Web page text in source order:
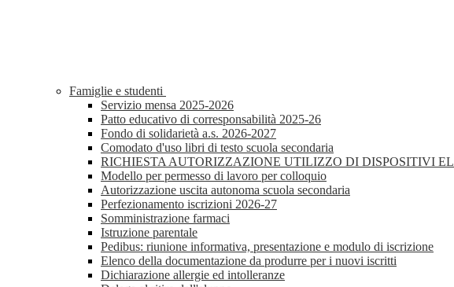
Famiglie e studenti
Servizio mensa 2025-2026
Patto educativo di corresponsabilità 2025-26
Fondo di solidarietà a.s. 2026-2027
Comodato d'uso libri di testo scuola secondaria
RICHIESTA AUTORIZZAZIONE UTILIZZO DI DISPOSITIVI
Modello per permesso di lavoro per colloquio
Autorizzazione uscita autonoma scuola secondaria
Perfezionamento iscrizioni 2026-27
Somministrazione farmaci
Istruzione parentale
Pedibus: riunione informativa, presentazione e modulo di iscrizione
Elenco della documentazione da produrre per i nuovi iscritti
Dichiarazione allergie ed intolleranze